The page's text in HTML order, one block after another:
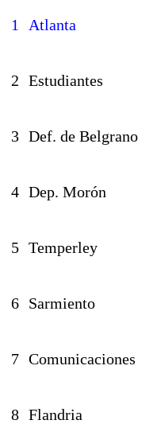
1 Atlanta
2 Estudiantes
3 Def. de Belgrano
4 Dep. Morón
5 Temperley
6 Sarmiento
7 Comunicaciones
8 Flandria